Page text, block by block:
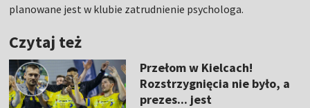
planowane jest w klubie zatrudnienie psychologa.
Czytaj też
Przełom w Kielcach!
Rozstrzygnięcia nie było, a
prezes... jest